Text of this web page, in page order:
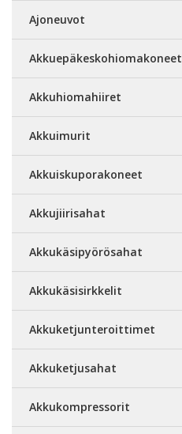
Ajoneuvot
Akkuepäkeskohiomakoneet
Akkuhiomahiiret
Akkuimurit
Akkuiskuporakoneet
Akkujiirisahat
Akkukäsipyörösahat
Akkukäsisirkkelit
Akkuketjunteroittimet
Akkuketjusahat
Akkukompressorit